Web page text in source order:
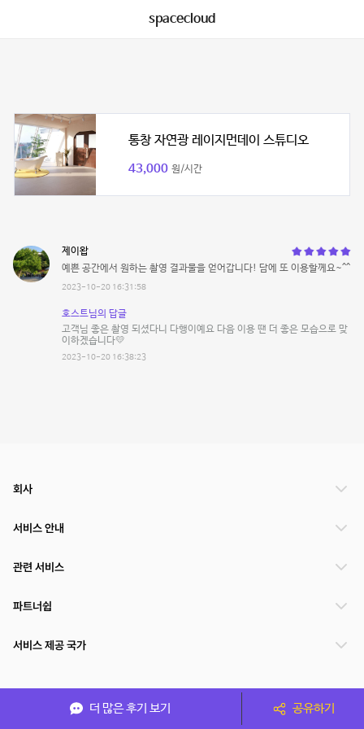
spacecloud
통창 자연광 레이지먼데이 스튜디오
43,000 원/시간
제이왑
예쁜 공간에서 원하는 촬영 결과물을 얻어갑니다! 담에 또 이용할께요~^^
2023-10-20 16:31:58
호스트님의 답글
고객님 좋은 촬영 되셨다니 다행이예요 다음 이용 땐 더 좋은 모습으로 맞
이하겠습니다💛
2023-10-20 16:38:23
더 많은 후기 보기 공유하기
회사
서비스 안내
관련 서비스
파트너쉽
서비스 제공 국가
(주)NSPACE 사업자정보